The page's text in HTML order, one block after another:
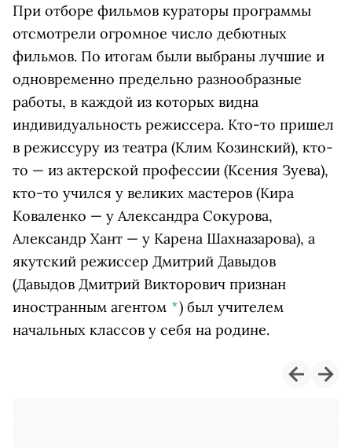
При отборе фильмов кураторы программы
отсмотрели огромное число дебютных
фильмов. По итогам были выбраны лучшие и
одновременно предельно разнообразные
работы, в каждой из которых видна
индивидуальность режиссера. Кто-то пришел
в режиссуру из театра (Клим Козинский), кто-
то — из актерской профессии (Ксения Зуева),
кто-то учился у великих мастеров (Кира
Коваленко — у Александра Сокурова,
Александр Хант — у Карена Шахназарова), а
якутский режиссер Дмитрий Давыдов
(Давыдов Дмитрий Викторович признан
иностранным агентом *) был учителем
начальных классов у себя на родине.